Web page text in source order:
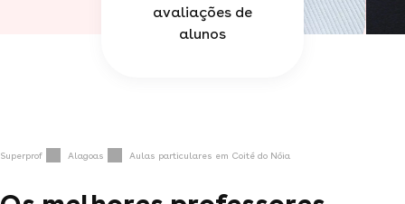
avaliações de
alunos
Superprof Alagoas Aulas particulares em Coité do Nóia